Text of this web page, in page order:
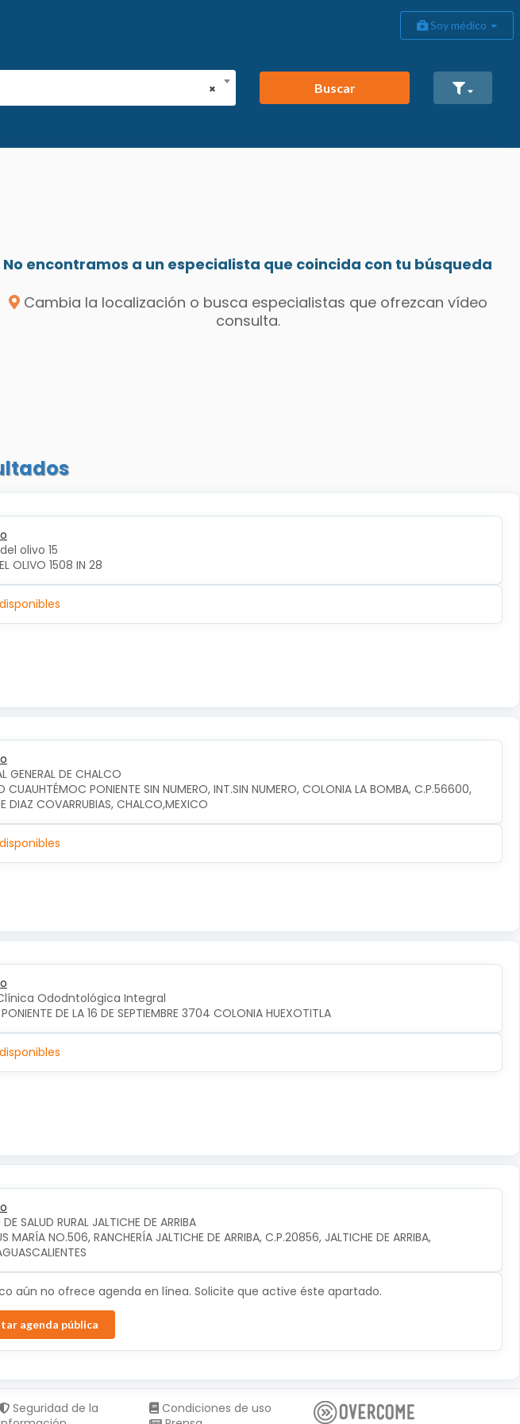
Soy médico
×
Buscar
No encontramos a un especialista que coincida con tu búsqueda
Cambia la localización o busca especialistas que ofrezcan vídeo
consulta.
olivo 15
OLIVO 1508 IN 28
GENERAL DE CHALCO
CUAUHTÉMOC PONIENTE SIN NUMERO, INT.SIN NUMERO, COLONIA LA BOMBA, C.P.56600,
DIAZ COVARRUBIAS, CHALCO,MEXICO
Ododntológica Integral
DE LA 16 DE SEPTIEMBRE 3704 COLONIA HUEXOTITLA
SALUD RURAL JALTICHE DE ARRIBA
MARÍA NO.506, RANCHERÍA JALTICHE DE ARRIBA, C.P.20856, JALTICHE DE ARRIBA,
aún no ofrece agenda en línea. Solicite que active éste apartado.
agenda pública
Seguridad de la
Condiciones de uso